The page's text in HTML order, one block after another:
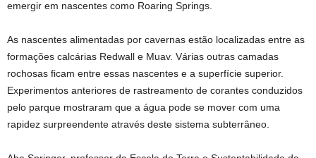
emergir em nascentes como Roaring Springs.
As nascentes alimentadas por cavernas estão localizadas entre as
formações calcárias Redwall e Muav. Várias outras camadas
rochosas ficam entre essas nascentes e a superfície superior.
Experimentos anteriores de rastreamento de corantes conduzidos
pelo parque mostraram que a água pode se mover com uma
rapidez surpreendente através deste sistema subterrâneo.